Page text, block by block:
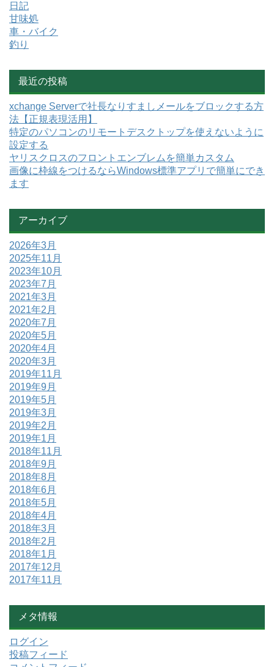
日記
甘味処
車・バイク
釣り
最近の投稿
xchange Serverで社長なりすましメールをブロックする方
法【正規表現活用】
特定のパソコンのリモートデスクトップを使えないように
設定する
ヤリスクロスのフロントエンブレムを簡単カスタム
画像に枠線をつけるならWindows標準アプリで簡単にでき
ます
アーカイブ
2026年3月
2025年11月
2023年10月
2023年7月
2021年3月
2021年2月
2020年7月
2020年5月
2020年4月
2020年3月
2019年11月
2019年9月
2019年5月
2019年3月
2019年2月
2019年1月
2018年11月
2018年9月
2018年8月
2018年6月
2018年5月
2018年4月
2018年3月
2018年2月
2018年1月
2017年12月
2017年11月
メタ情報
ログイン
投稿フィード